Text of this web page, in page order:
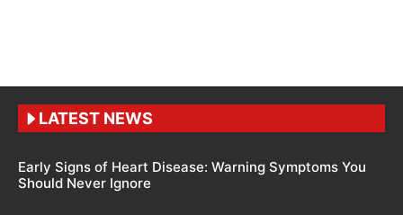
LATEST NEWS
Early Signs of Heart Disease: Warning Symptoms You
Should Never Ignore